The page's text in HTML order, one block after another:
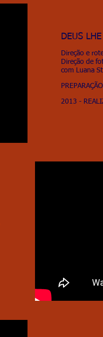
DEUS
Direção e
Direção de
com Luana
2013 -